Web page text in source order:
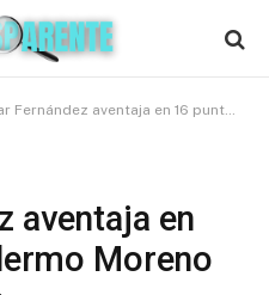
aventaja en 16 punto a Guillermo Moreno según encuesta
aventaja en
Moreno